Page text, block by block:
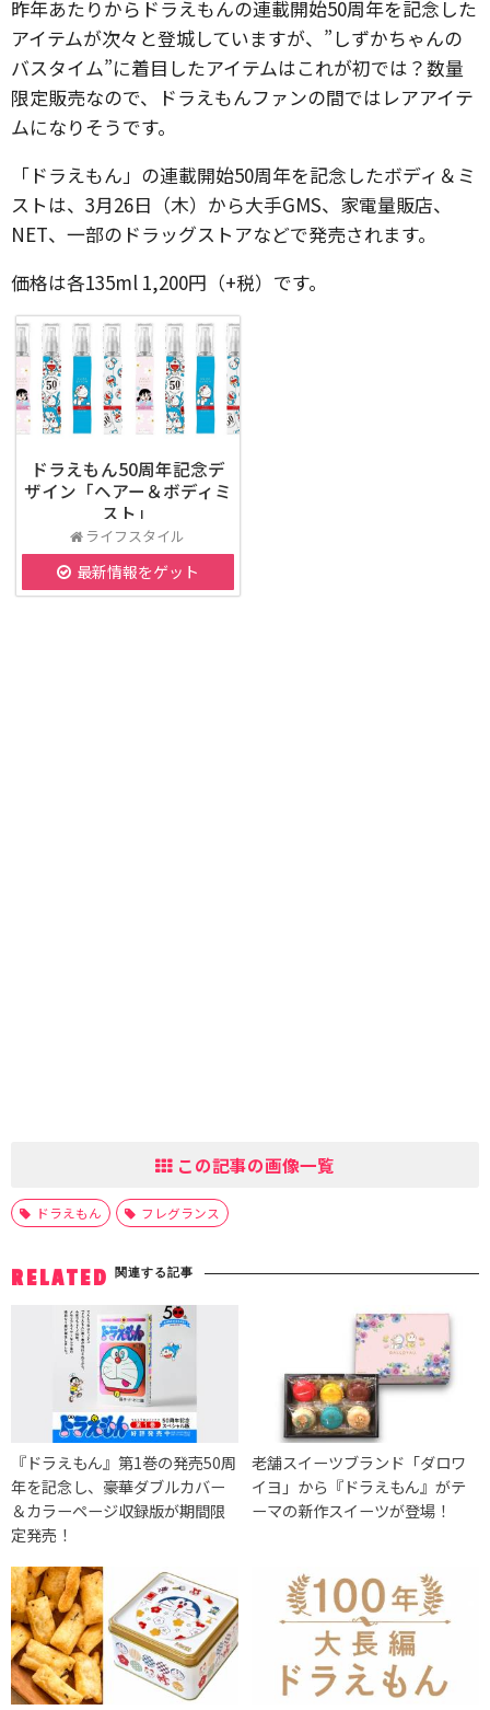
昨年あたりからドラえもんの連載開始50周年を記念した
アイテムが次々と登城していますが、”しずかちゃんの
バスタイム”に着目したアイテムはこれが初では？数量
限定販売なので、ドラえもんファンの間ではレアアイテ
ムになりそうです。
「ドラえもん」の連載開始50周年を記念したボディ＆ミ
ストは、3月26日（木）から大手GMS、家電量販店、
NET、一部のドラッグストアなどで発売されます。
価格は各135ml 1,200円（+税）です。
ドラえもん50周年記念デ
ザイン「ヘアー＆ボディミ
スト」
ライフスタイル
最新情報をゲット
この記事の画像一覧
ドラえもん フレグランス
RELATED 関連する記事
『ドラえもん』第1巻の発売50周
年を記念し、豪華ダブルカバー
＆カラーページ収録版が期間限
定発売！
老舗スイーツブランド「ダロワ
イヨ」から『ドラえもん』がテ
ーマの新作スイーツが登場！